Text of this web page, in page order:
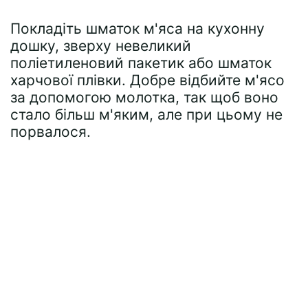
Покладіть шматок м'яса на кухонну
дошку, зверху невеликий
поліетиленовий пакетик або шматок
харчової плівки. Добре відбийте м'ясо
за допомогою молотка, так щоб воно
стало більш м'яким, але при цьому не
порвалося.